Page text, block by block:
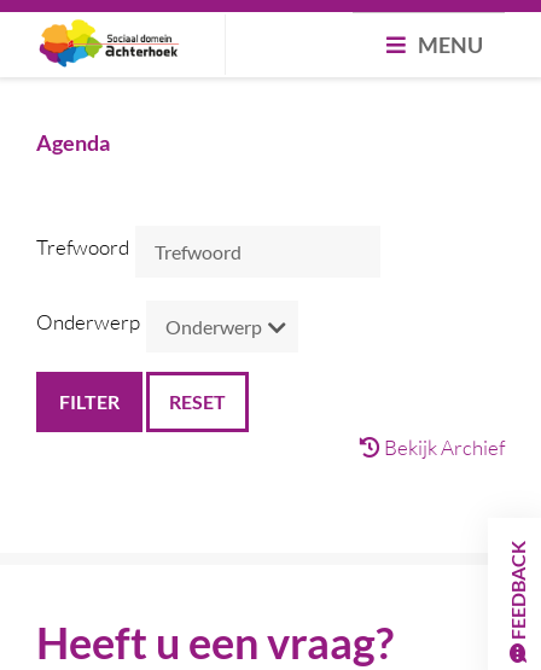
MENU
Agenda
Trefwoord
Onderwerp
RESET
Bekijk Archief
Heeft u een vraag? FEEDBACK